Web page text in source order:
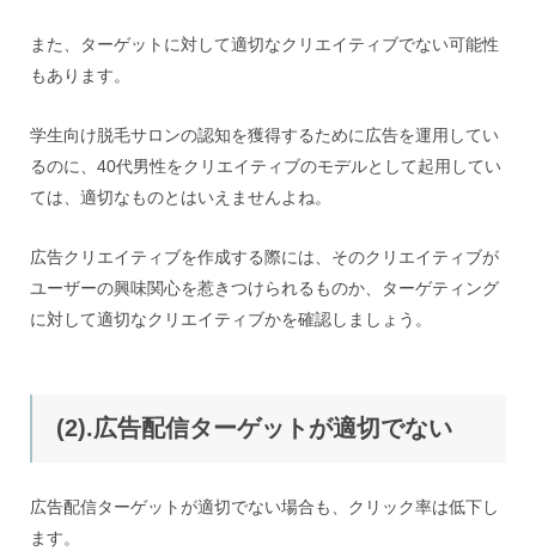
また、ターゲットに対して適切なクリエイティブでない可能性
もあります。
学生向け脱毛サロンの認知を獲得するために広告を運用してい
るのに、40代男性をクリエイティブのモデルとして起用してい
ては、適切なものとはいえませんよね。
広告クリエイティブを作成する際には、そのクリエイティブが
ユーザーの興味関心を惹きつけられるものか、ターゲティング
に対して適切なクリエイティブかを確認しましょう。
(2).広告配信ターゲットが適切でない
広告配信ターゲットが適切でない場合も、クリック率は低下し
ます。